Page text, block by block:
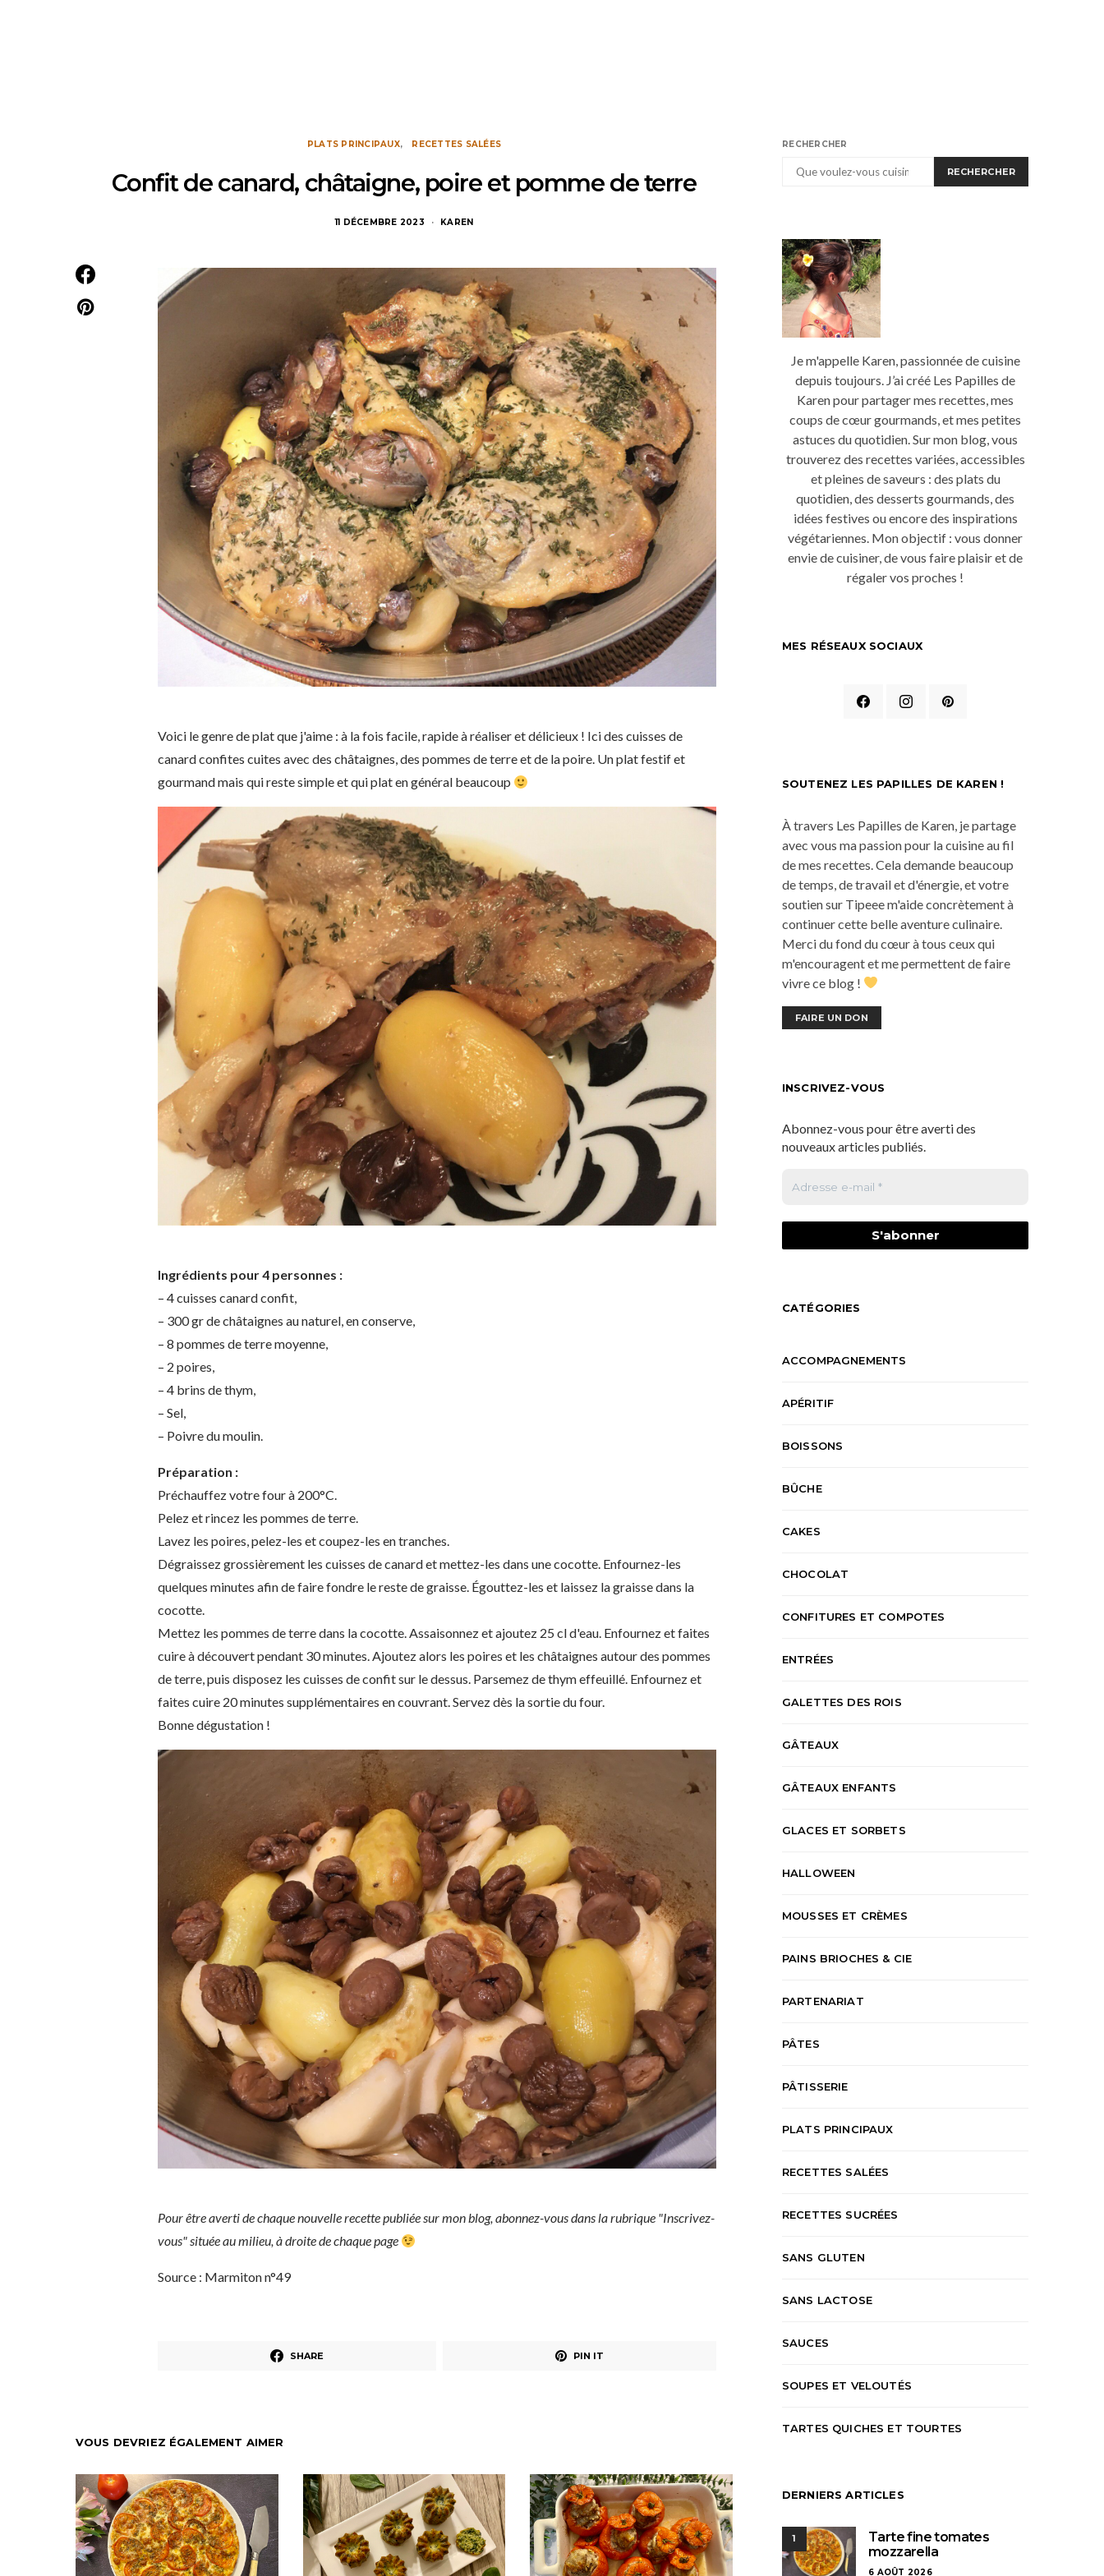
PLATS PRINCIPAUX RECETTES SALÉES
Confit de canard, châtaigne, poire et pomme de terre
11 DÉCEMBRE 2023 KAREN
Voici le genre de plat que j'aime : à la fois facile, rapide à réaliser et délicieux ! Ici des cuisses de
canard confites cuites avec des châtaignes, des pommes de terre et de la poire. Un plat festif et
gourmand mais qui reste simple et qui plat en général beaucoup
Ingrédients pour 4 personnes :
– 4 cuisses canard confit,
– 300 gr de châtaignes au naturel, en conserve,
– 8 pommes de terre moyenne,
– 2 poires,
– 4 brins de thym,
– Sel,
– Poivre du moulin.
Préparation :
Préchauffez votre four à 200°C.
Pelez et rincez les pommes de terre.
Lavez les poires, pelez-les et coupez-les en tranches.
Dégraissez grossièrement les cuisses de canard et mettez-les dans une cocotte. Enfournez-les
quelques minutes afin de faire fondre le reste de graisse. Égouttez-les et laissez la graisse dans la
cocotte.
Mettez les pommes de terre dans la cocotte. Assaisonnez et ajoutez 25 cl d'eau. Enfournez et faites
cuire à découvert pendant 30 minutes. Ajoutez alors les poires et les châtaignes autour des pommes
de terre, puis disposez les cuisses de confit sur le dessus. Parsemez de thym effeuillé. Enfournez et
faites cuire 20 minutes supplémentaires en couvrant. Servez dès la sortie du four.
Bonne dégustation !
Pour être averti de chaque nouvelle recette publiée sur mon blog, abonnez-vous dans la rubrique "Inscrivez-
vous" située au milieu, à droite de chaque page
Source : Marmiton n°49
SHARE PIN IT
VOUS DEVRIEZ ÉGALEMENT AIMER
RECHERCHER
RECHERCHER
Je m'appelle Karen, passionnée de cuisine
depuis toujours. J’ai créé Les Papilles de
Karen pour partager mes recettes, mes
coups de cœur gourmands, et mes petites
astuces du quotidien. Sur mon blog, vous
trouverez des recettes variées, accessibles
et pleines de saveurs : des plats du
quotidien, des desserts gourmands, des
idées festives ou encore des inspirations
végétariennes. Mon objectif : vous donner
envie de cuisiner, de vous faire plaisir et de
régaler vos proches !
MES RÉSEAUX SOCIAUX
SOUTENEZ LES PAPILLES DE KAREN !
À travers Les Papilles de Karen, je partage
avec vous ma passion pour la cuisine au fil
de mes recettes. Cela demande beaucoup
de temps, de travail et d'énergie, et votre
soutien sur Tipeee m'aide concrètement à
continuer cette belle aventure culinaire.
Merci du fond du cœur à tous ceux qui
m'encouragent et me permettent de faire
vivre ce blog !
FAIRE UN DON
INSCRIVEZ-VOUS
Abonnez-vous pour être averti des
nouveaux articles publiés.
CATÉGORIES
ACCOMPAGNEMENTS
APÉRITIF
BOISSONS
BÛCHE
CAKES
CHOCOLAT
CONFITURES ET COMPOTES
ENTRÉES
GALETTES DES ROIS
GÂTEAUX
GÂTEAUX ENFANTS
GLACES ET SORBETS
HALLOWEEN
MOUSSES ET CRÈMES
PAINS BRIOCHES & CIE
PARTENARIAT
PÂTES
PÂTISSERIE
PLATS PRINCIPAUX
RECETTES SALÉES
RECETTES SUCRÉES
SANS GLUTEN
SANS LACTOSE
SAUCES
SOUPES ET VELOUTÉS
TARTES QUICHES ET TOURTES
DERNIERS ARTICLES
1
Tarte fine tomates
mozzarella
6 AOÛT 2026